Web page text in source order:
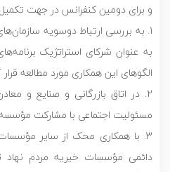
و برای دومین کنفرانس در جهت
1. به بررسی ارتباط دوسویه
به عنوان شرکای استراتژیک
الگوهای این همکاری مورد مطالعه قرار
مسئولیت اجتماعی با مشارکت
3. با همکاری محک از سایر
دائمی مؤسسات خیریه مردم